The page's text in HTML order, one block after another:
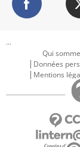
...
Qui
Données
Mentions